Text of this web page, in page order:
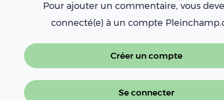
Pour ajouter un commentaire, vous
connecté(e) à un compte
Créer un compte
Se connecter